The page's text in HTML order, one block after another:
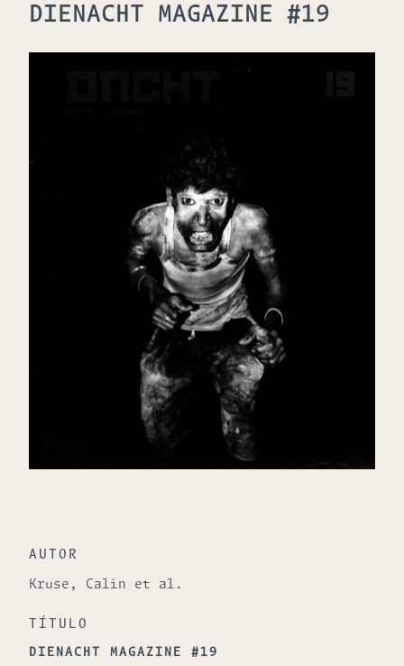
DIENACHT MAGAZINE #19
AUTOR
Kruse, Calin et al.
TÍTULO
DIENACHT MAGAZINE #19